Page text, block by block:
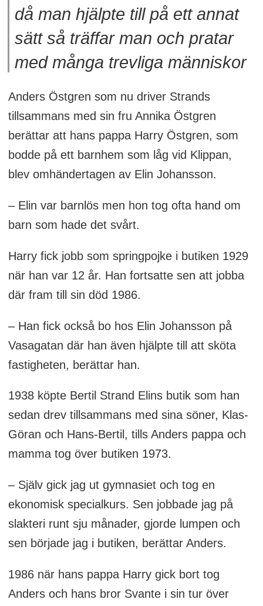
då man hjälpte till på ett annat
sätt så träffar man och pratar
med många trevliga människor
Anders Östgren som nu driver Strands
tillsammans med sin fru Annika Östgren
berättar att hans pappa Harry Östgren, som
bodde på ett barnhem som låg vid Klippan,
blev omhändertagen av Elin Johansson.
– Elin var barnlös men hon tog ofta hand om
barn som hade det svårt.
Harry fick jobb som springpojke i butiken 1929
när han var 12 år. Han fortsatte sen att jobba
där fram till sin död 1986.
– Han fick också bo hos Elin Johansson på
Vasagatan där han även hjälpte till att sköta
fastigheten, berättar han.
1938 köpte Bertil Strand Elins butik som han
sedan drev tillsammans med sina söner, Klas-
Göran och Hans-Bertil, tills Anders pappa och
mamma tog över butiken 1973.
– Själv gick jag ut gymnasiet och tog en
ekonomisk specialkurs. Sen jobbade jag på
slakteri runt sju månader, gjorde lumpen och
sen började jag i butiken, berättar Anders.
1986 när hans pappa Harry gick bort tog
Anders och hans bror Svante i sin tur över